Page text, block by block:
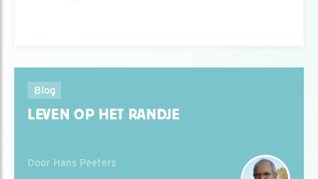
Blog
LEVEN OP HET RANDJE
Door Hans Peeters